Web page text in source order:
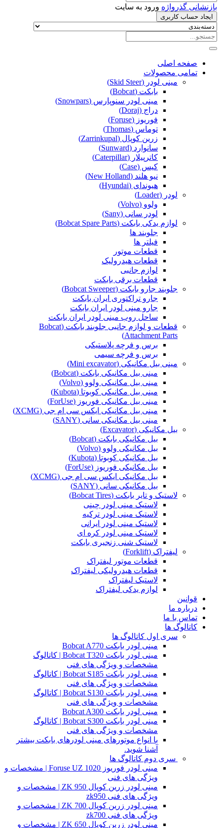
بازنشانی گذرواژه ورود به سایت
ایجاد حساب کاربری
صفحه اصلی
تمامی محصولات
مینی لودر (Skid Steer)
بابکت (Bobcat)
مینی لودر سنوپارس (Snowpars)
دراج (Doraj)
فوریوز (Foruse)
توماس (Thomas)
زرین کوپال (Zarrinkupal)
سانوارد (Sunward)
کاترپیلار (Caterpillar)
کیس (Case)
نیو هلند (New Holland)
هیوندای (Hyundai)
لودر (Loader)
ولوو (Volvo)
لودر سانی (Sany)
لوازم یدکی بابکت (Bobcat Spare Parts)
جلوبند ها
فیلتر ها
قطعات موتور
قطعات هیدرولیک
لوازم جانبی
قطعات برقی بابکت
جلوبند جارو بابکت (Bobcat Sweeper)
جارو تراکتوری ایران بابکت
جارو مینی لودر ایران بابکت
ساحل روب مینی لودر ایران بابکت
قطعات و لوازم جانبی جلوبند بابکت (Bobcat
Attachment Parts)
برس و فرچه پلاستیکی
برس و فرچه سیمی
مینی بیل مکانیکی (Mini excavator)
مینی بیل مکانیکی بابکت (Bobcat)
مینی بیل مکانیکی ولوو (Volvo)
مینی بیل مکانیکی کوبوتا (Kubota)
مینی بیل مکانیکی فوریوز (ForUse)
مینی بیل مکانیکی ایکس سی ام جی (XCMG)
مینی بیل مکانیکی سانی (SANY)
بیل مکانیکی (Excavator)
بیل مکانیکی بابکت (Bobcat)
بیل مکانیکی ولوو (Volvo)
بیل مکانیکی کوبوتا (Kubota)
بیل مکانیکی فوریوز (ForUse)
بیل مکانیکی ایکس سی ام جی (XCMG)
بیل مکانیکی سانی (SANY)
لاستیک و تایر بابکت (Bobcat Tires)
لاستیک مینی لودر چینی
لاستیک مینی لودر ترکیه
لاستیک مینی لودر ایرانی
لاستیک مینی لودر کره ای
لاستیک شنی زنجیری بابکت
لیفتراک (Forklift)
قطعات موتور لیفتراک
قطعات هیدرولیکی لیفتراک
لاستیک لیفتراک
لوازم یدکی لیفتراک
قوانین
درباره ما
تماس با ما
کاتالوگ ها
سری اول کاتالوگ ها
مینی لودر بابکت Bobcat A770
مینی لودر بابکت Bobcat T320 | کاتالوگ
مشخصات و ویژگی های فنی
مینی لودر بابکت Bobcat S185 | کاتالوگ
مشخصات و ویژگی های فنی
مینی لودر بابکت Bobcat S130 | کاتالوگ
مشخصات و ویژگی های فنی
مینی لودر بابکت Bobcat A300
مینی لودر بابکت Bobcat S300 | کاتالوگ
مشخصات و ویژگی های فنی
با انواع موتورهای مینی لودرهای بابکت بیشتر
آشنا شوید.
سری دوم کاتالوگ ها
مینی لودر فوریوز Foruse UZ 1020 | مشخصات و
ویژگی های فنی
مینی لودر زرین کوپال ZK 950 | مشخصات و
ویژگی های فنی zk950
مینی لودر زرین کوپال ZK 700 | مشخصات و
ویژگی های فنی zk700
مینی لودر زرین کوپال ZK 650 | مشخصات و